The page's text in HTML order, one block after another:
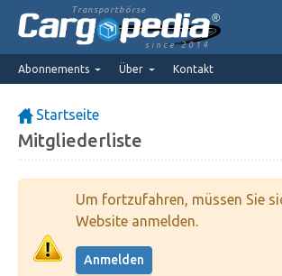
Transportbörse
since 2014
Abonnements Über Kontakt
Startseite
Mitgliederliste
Um fortzufahren, müssen Sie
Website anmelden.
Anmelden